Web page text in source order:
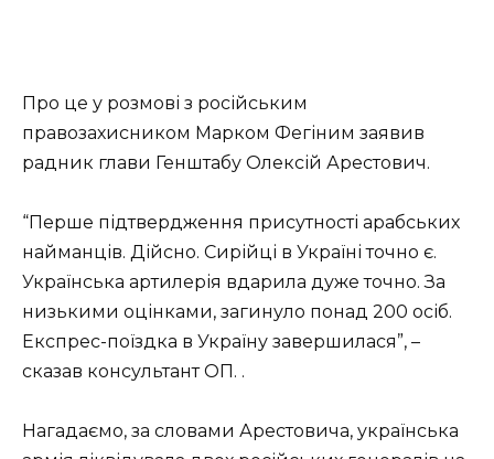
Про це у розмові з російським
правозахисником Марком Фегіним заявив
радник глави Генштабу Олексій Арестович.
“Перше підтвердження присутності арабських
найманців. Дійсно. Сирійці в Україні точно є.
Українська артилерія вдарила дуже точно. За
низькими оцінками, загинуло понад 200 осіб.
Експрес-поїздка в Україну завершилася”, –
сказав консультант ОП. .
Нагадаємо, за словами Арестовича, українська